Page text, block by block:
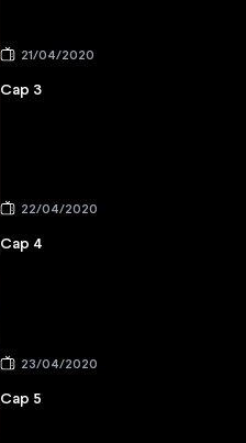
21/04/2020
Cap 3
22/04/2020
Cap 4
23/04/2020
Cap 5